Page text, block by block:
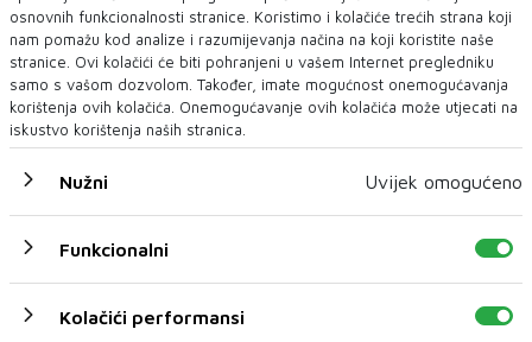
Biden prozvao Trumpa da koristi "hitlerovski jezik"
Predsjednik Amerike Džo Bajden je ove sedmice kritikovao Donalda
Trampa zbog upotrebe izraza koji...
osnovnih funkcionalnosti stranice. Koristimo i kolačiće trećih strana koji
nam pomažu kod analize i razumijevanja načina na koji koristite naše
stranice. Ovi kolačići će biti pohranjeni u vašem Internet pregledniku
samo s vašom dozvolom. Također, imate mogućnost onemogućavanja
korištenja ovih kolačića. Onemogućavanje ovih kolačića može utjecati na
iskustvo korištenja naših stranica.
Nužni Uvijek omogućeno
Funkcionalni
Kolačići performansi